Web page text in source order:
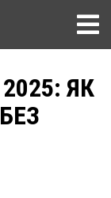
ЯК